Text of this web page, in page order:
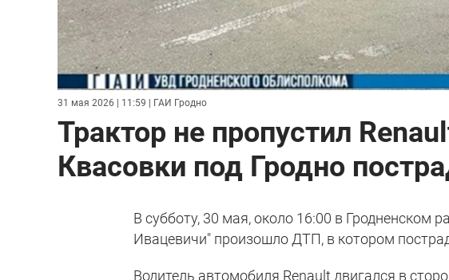
31 мая 2026 | 11:59 | ГАИ Гродно
Трактор не пропустил
Квасовки под Гродно
В субботу, 30 мая, около 16:00 в Гродненском
Ивацевичи" произошло ДТП, в котором
Водитель автомобиля Renault двигался в